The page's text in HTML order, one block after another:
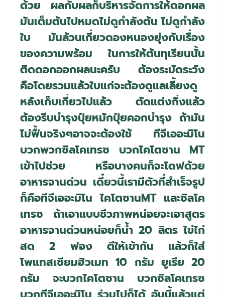
ด้วย ผลกับผลก็บริหารจัดการให้ดอกผล
มันเต็มต้นไปหมดไม่ดูกำลังต้น ไม่ดูกำลัง
ใบ มันล้วนเกี่ยวดองหนองยุ่งกับเรื่อง
ของความพร้อม ในการให้ต้นทุเรียนนั้น
ติดดอกออกผลนะครับ ต้องระมัดระวัง
คือโดยรวมแล้วใบแก่จะต้องดูแลเลี้ยงดู
หลังเก็บเกี่ยวไปแล้ว ตัดแต่งกิ่งแล้ว
ต้องรีบบำรุงปุ๋ยหมักปุ๋ยคอกบำรุง ถ้ามัน
ไม่ฟื้นจริงๆอาจจะต้องใช้ ทีจีเออะมิโน
บวกพวกซิลโคเทรซ บวกไคโตซาน MT
เข้าไปช่วย หรือบางคนก็จะโดฟด้วย
อาหารจานด่วน เดี๋ยวนี้เรามีตัวที่สำเร็จรูป
ก็คือทีจีเออะมิโน ไคโตซานMT และซิลโค
เทรซ ถ้าเอาแบบชีวภาพหน่อยจะเอาสูตร
อาหารจานด่วนหน่อยก็น้ำ 20 ลิตร ไข่ไก่
สด 2 ฟอง ตีให้เข้ากัน แล้วก็ใส่
โพแทสเซียมฮิวเมท 10 กรัม ยูเรีย 20
กรัม จะบวกไคโตซาน บวกซิลโคเทรซ